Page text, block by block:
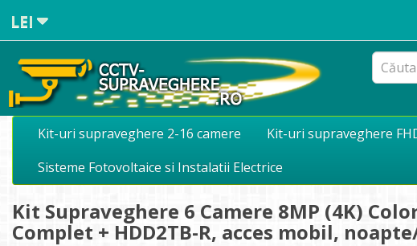
LEI
Kit-uri supraveghere 2-16 camere Kit-uri supraveghere
Sisteme Fotovoltaice si Instalatii Electrice
Kit Supraveghere 6 Camere 8MP (4K)
Complet + HDD2TB-R, acces mobil,